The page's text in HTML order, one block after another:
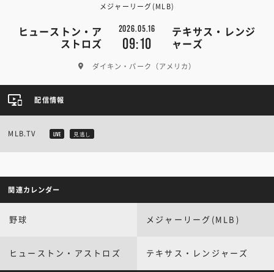
メジャーリーグ(MLB)
ヒューストン・ア
ストロズ
2026.05.16
09:10
テキサス・レンジ
ャーズ
ダイキン・パーク（アメリカ）
配信情報
MLB.TV LIVE 見逃し
関連カレンダー
野球 メジャーリーグ(MLB)
ヒューストン・アストロズ テキサス・レンジャーズ